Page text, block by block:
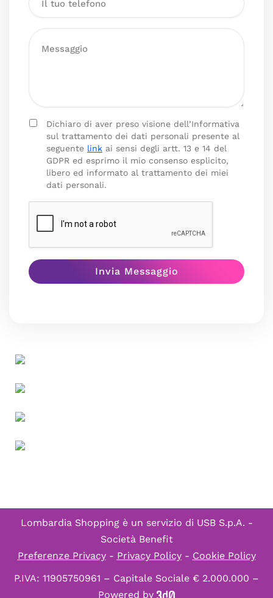
Dichiaro di aver preso visione dell’Informativa
sul trattamento dei dati personali presente al
seguente link ai sensi degli artt. 13 e 14 del
GDPR ed esprimo il mio consenso esplicito,
libero ed informato al trattamento dei miei
dati personali.
Lombardia Shopping è un servizio di USB S.p.A. -
Società Benefit
Preferenze Privacy- Privacy Policy- Cookie Policy
P.IVA: 11905750961 – Capitale Sociale € 2.000.000 –
Powered by